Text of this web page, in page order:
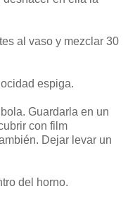
al vaso y mezclar 30
espiga.
Guardarla en un
con film
Dejar levar un
del horno.